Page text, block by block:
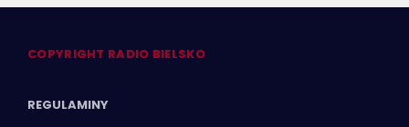
COPYRIGHT RADIO BIELSKO
REGULAMINY